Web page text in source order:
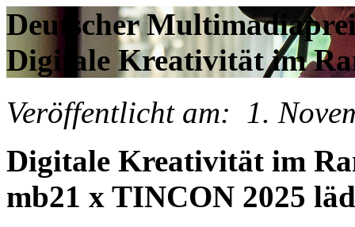
Deutscher
Digitale Kreativität im
Veröffentlicht am: 1.
Digitale Kreativität im
mb21 x TINCON 2025